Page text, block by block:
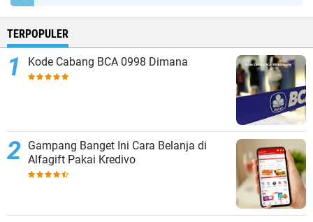
TERPOPULER
Kode Cabang BCA 0998 Dimana
Gampang Banget Ini Cara Belanja di
Alfagift Pakai Kredivo